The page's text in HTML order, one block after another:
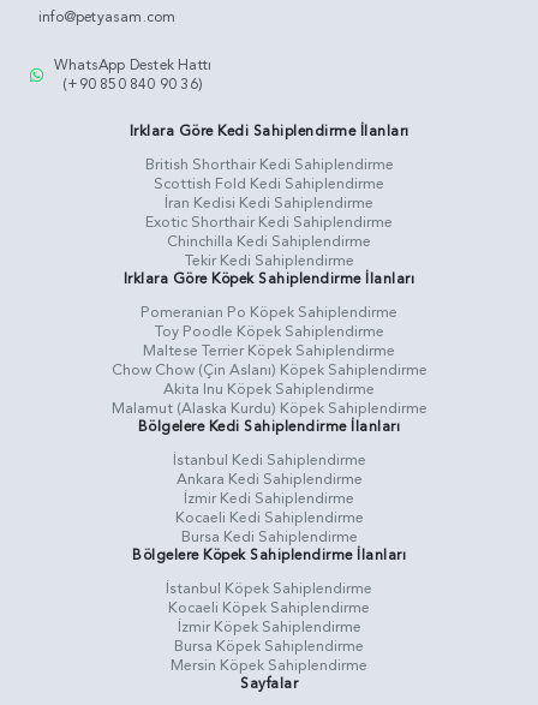
info@petyasam.com
WhatsApp Destek Hattı
(+90 850 840 90 36)
Irklara Göre Kedi Sahiplendirme İlanları
British Shorthair Kedi Sahiplendirme
Scottish Fold Kedi Sahiplendirme
İran Kedisi Kedi Sahiplendirme
Exotic Shorthair Kedi Sahiplendirme
Chinchilla Kedi Sahiplendirme
Tekir Kedi Sahiplendirme
Irklara Göre Köpek Sahiplendirme İlanları
Pomeranian Po Köpek Sahiplendirme
Toy Poodle Köpek Sahiplendirme
Maltese Terrier Köpek Sahiplendirme
Chow Chow (Çin Aslanı) Köpek Sahiplendirme
Akita Inu Köpek Sahiplendirme
Malamut (Alaska Kurdu) Köpek Sahiplendirme
Bölgelere Kedi Sahiplendirme İlanları
İstanbul Kedi Sahiplendirme
Ankara Kedi Sahiplendirme
İzmir Kedi Sahiplendirme
Kocaeli Kedi Sahiplendirme
Bursa Kedi Sahiplendirme
Bölgelere Köpek Sahiplendirme İlanları
İstanbul Köpek Sahiplendirme
Kocaeli Köpek Sahiplendirme
İzmir Köpek Sahiplendirme
Bursa Köpek Sahiplendirme
Mersin Köpek Sahiplendirme
Sayfalar